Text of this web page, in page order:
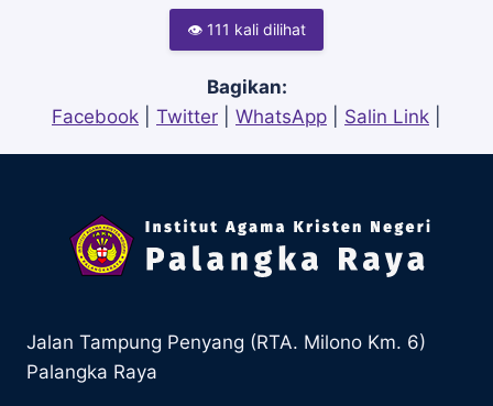
👁 111 kali dilihat
Bagikan:
Facebook
Twitter WhatsApp Salin Link
Jalan Tampung Penyang (RTA. Milono Km. 6)
Palangka Raya